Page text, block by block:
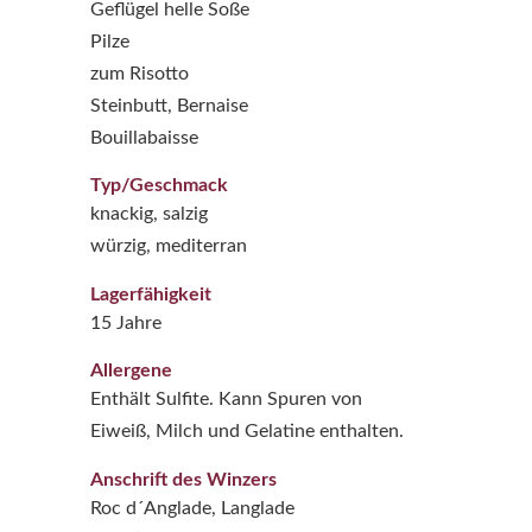
Geflügel helle Soße
Pilze
zum Risotto
Steinbutt, Bernaise
Bouillabaisse
Typ/Geschmack
knackig, salzig
würzig, mediterran
Lagerfähigkeit
15 Jahre
Allergene
Enthält Sulfite. Kann Spuren von
Eiweiß, Milch und Gelatine enthalten.
Anschrift des Winzers
Roc d´Anglade, Langlade